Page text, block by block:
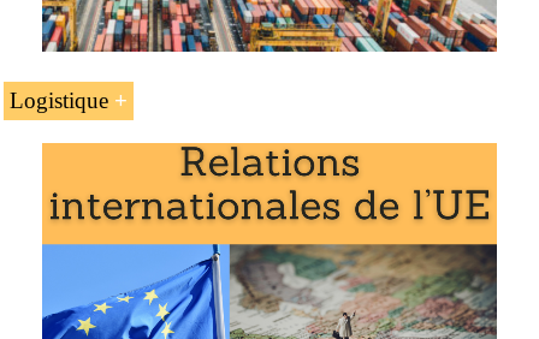
Le plan d’affaires pour l’Allemagne
Master en affaires internationales,commerce
.
Logistique
Le transport et la logistique en Allemagne.
LeCorridor Atlantique (Portugal-Allemagne)
LeCorridor Mer du Nord-Baltique (Finlande,
Lecorridor logistique Chine-Russie